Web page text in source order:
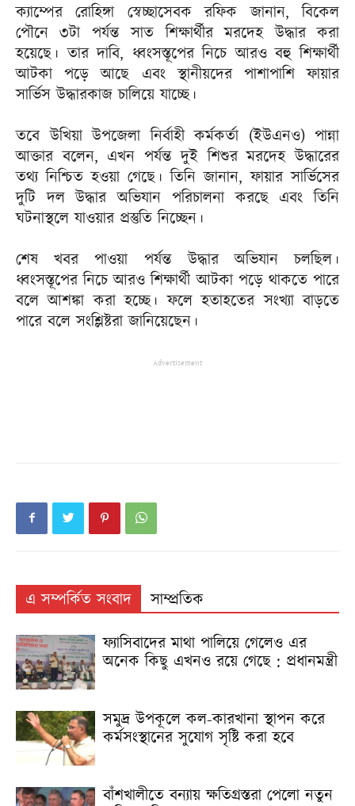
ক্যাম্পের রোহিঙ্গা স্বেচ্ছাসেবক রফিক জানান, বিকেল
পৌনে ৩টা পর্যন্ত সাত শিক্ষার্থীর মরদেহ উদ্ধার করা
হয়েছে। তার দাবি, ধ্বংসস্তূপের নিচে আরও বহু শিক্ষার্থী
আটকা পড়ে আছে এবং স্থানীয়দের পাশাপাশি ফায়ার
সার্ভিস উদ্ধারকাজ চালিয়ে যাচ্ছে।
তবে উখিয়া উপজেলা নির্বাহী কর্মকর্তা (ইউএনও) পান্না
আক্তার বলেন, এখন পর্যন্ত দুই শিশুর মরদেহ উদ্ধারের
তথ্য নিশ্চিত হওয়া গেছে। তিনি জানান, ফায়ার সার্ভিসের
দুটি দল উদ্ধার অভিযান পরিচালনা করছে এবং তিনি
ঘটনাস্থলে যাওয়ার প্রস্তুতি নিচ্ছেন।
শেষ খবর পাওয়া পর্যন্ত উদ্ধার অভিযান চলছিল।
ধ্বংসস্তূপের নিচে আরও শিক্ষার্থী আটকা পড়ে থাকতে পারে
বলে আশঙ্কা করা হচ্ছে। ফলে হতাহতের সংখ্যা বাড়তে
পারে বলে সংশ্লিষ্টরা জানিয়েছেন।
Advertisement
এ সম্পর্কিত সংবাদ
সাম্প্রতিক
ফ্যাসিবাদের মাথা পালিয়ে গেলেও এর
অনেক কিছু এখনও রয়ে গেছে : প্রধানমন্ত্রী
সমুদ্র উপকূলে কল-কারখানা স্থাপন করে
কর্মসংস্থানের সুযোগ সৃষ্টি করা হবে
বাঁশখালীতে বন্যায় ক্ষতিগ্রস্তরা পেলো নতুন